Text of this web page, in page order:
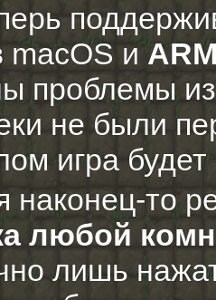
macOS и
проблемы
не были
игра
наконец-то
любой
лишь